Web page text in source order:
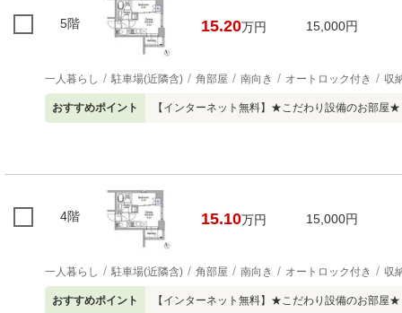
5階 15.20万円 15,000円
一人暮らし 駐車場(近隣含) 角部屋 南向き オートロック付き 収
おすすめポイント 【インターネット無料】★こだわり設備のお部屋★
4階 15.10万円 15,000円
一人暮らし 駐車場(近隣含) 角部屋 南向き オートロック付き 収
おすすめポイント 【インターネット無料】★こだわり設備のお部屋★